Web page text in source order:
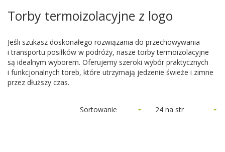
Torby termoizolacyjne z logo
Jeśli szukasz doskonałego rozwiązania do przechowywania
i transportu posiłków w podróży, nasze torby termoizolacyjne
są idealnym wyborem. Oferujemy szeroki wybór praktycznych
i funkcjonalnych toreb, które utrzymają jedzenie świeże i zimne
przez dłuższy czas.
Sortowanie 24 na str